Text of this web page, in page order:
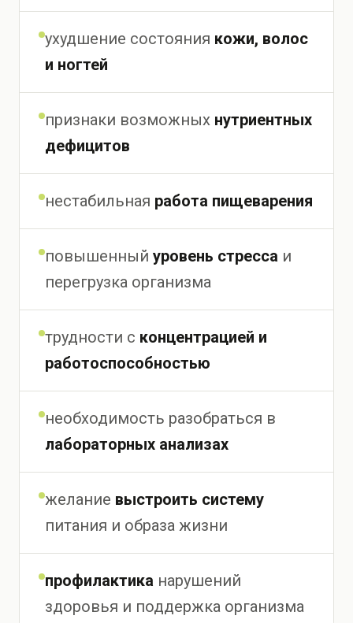
ухудшение состояния кожи, волос
и ногтей
признаки возможных нутриентных
дефицитов
нестабильная работа пищеварения
повышенный уровень стресса и
перегрузка организма
трудности с концентрацией и
работоспособностью
необходимость разобраться в
лабораторных анализах
желание выстроить систему
питания и образа жизни
профилактика нарушений
здоровья и поддержка организма